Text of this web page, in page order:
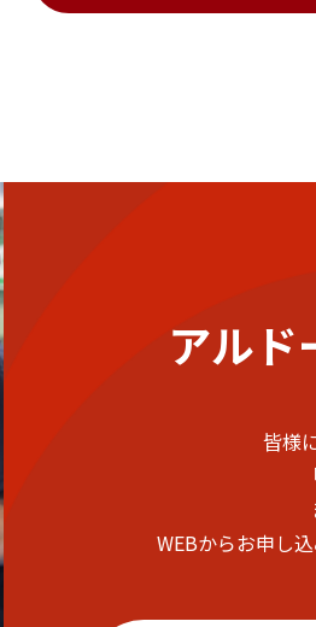
アルド
皆様
WEBからお申し